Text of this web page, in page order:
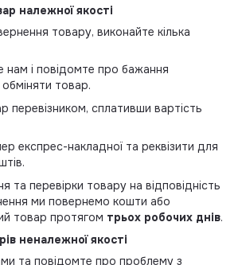
належної якості
товару, виконайте кілька
нам і повідомте про бажання
товар.
перевізником, сплативши вартість
експрес-накладної та реквізити для
та перевірки товару на відповідність
ми повернемо кошти або
товар протягом трьох робочих днів.
неналежної якості
та повідомте про проблему з